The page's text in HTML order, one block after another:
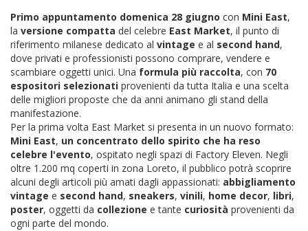
Primo appuntamento domenica 28 giugno con Mini East,
la versione compatta del celebre East Market, il punto di
riferimento milanese dedicato al vintage e al second hand,
dove privati e professionisti possono comprare, vendere e
scambiare oggetti unici. Una formula più raccolta, con 70
espositori selezionati provenienti da tutta Italia e una scelta
delle migliori proposte che da anni animano gli stand della
manifestazione.
Per la prima volta East Market si presenta in un nuovo formato:
Mini East, un concentrato dello spirito che ha reso
celebre l'evento, ospitato negli spazi di Factory Eleven. Negli
oltre 1.200 mq coperti in zona Loreto, il pubblico potrà scoprire
alcuni degli articoli più amati dagli appassionati: abbigliamento
vintage e second hand, sneakers, vinili, home decor, libri,
poster, oggetti da collezione e tante curiosità provenienti da
ogni parte del mondo.